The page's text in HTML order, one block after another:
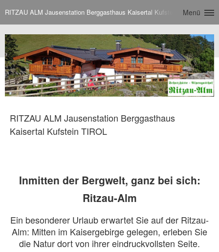
RITZAU ALM Jausenstation Berggasthaus Kaisertal Kufstein TIROL
Menü
RITZAU ALM Jausenstation Berggasthaus
Kaisertal Kufstein TIROL
Inmitten der Bergwelt, ganz bei sich:
Ritzau-Alm
Ein besonderer Urlaub erwartet Sie auf der Ritzau-
Alm: Mitten im Kaisergebirge gelegen, erleben Sie
die Natur dort von ihrer eindruckvollsten Seite.